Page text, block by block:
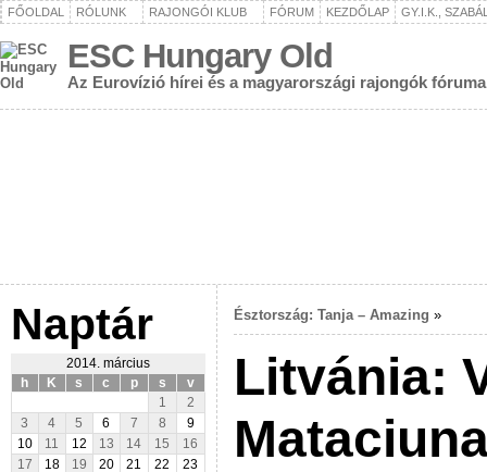
FŐOLDAL RÓLUNK RAJONGÓI KLUB FÓRUM KEZDŐLAP GY.I.K.,
ESC Hungary Old
Az Eurovízió hírei és a magyarországi rajongók fóruma
Naptár
2014. március
h
K s c p s
v
1
2
3
4 5 6 7 8
9
10
11 12 13 14 15
16
17
18 19 20 21 22
23
Észtország: Tanja – Amazing »
Litvánia: